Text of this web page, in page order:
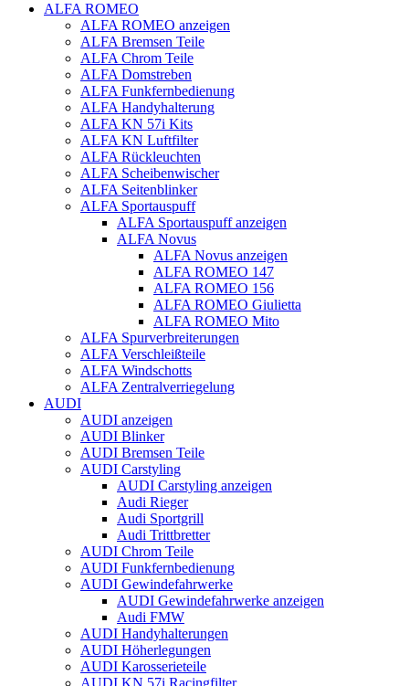
ALFA ROMEO
ALFA ROMEO anzeigen
ALFA Bremsen Teile
ALFA Chrom Teile
ALFA Domstreben
ALFA Funkfernbedienung
ALFA Handyhalterung
ALFA KN 57i Kits
ALFA KN Luftfilter
ALFA Rückleuchten
ALFA Scheibenwischer
ALFA Seitenblinker
ALFA Sportauspuff
ALFA Sportauspuff anzeigen
ALFA Novus
ALFA Novus anzeigen
ALFA ROMEO 147
ALFA ROMEO 156
ALFA ROMEO Giulietta
ALFA ROMEO Mito
ALFA Spurverbreiterungen
ALFA Verschleißteile
ALFA Windschotts
ALFA Zentralverriegelung
AUDI
AUDI anzeigen
AUDI Blinker
AUDI Bremsen Teile
AUDI Carstyling
AUDI Carstyling anzeigen
Audi Rieger
Audi Sportgrill
Audi Trittbretter
AUDI Chrom Teile
AUDI Funkfernbedienung
AUDI Gewindefahrwerke
AUDI Gewindefahrwerke anzeigen
Audi FMW
AUDI Handyhalterungen
AUDI Höherlegungen
AUDI Karosserieteile